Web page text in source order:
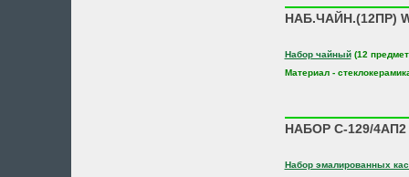
НАБ.ЧАЙН.(12ПР)
Набор чайный(12
Материал -
НАБОР С-129/
Набор эмалированных